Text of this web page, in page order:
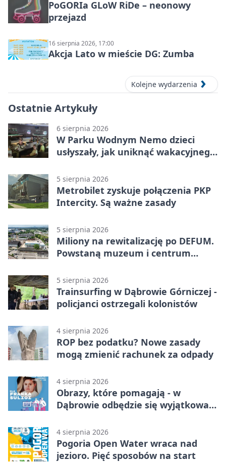
PoGORIa GLoW RiDe – neonowy
przejazd
16 sierpnia 2026, 17:00
Akcja Lato w mieście DG: Zumba
Kolejne wydarzenia
Ostatnie Artykuły
6 sierpnia 2026
W Parku Wodnym Nemo dzieci
usłyszały, jak uniknąć wakacyjnego
5 sierpnia 2026
Metrobilet zyskuje połączenia PKP
Intercity. Są ważne zasady
5 sierpnia 2026
Miliony na rewitalizację po DEFUM.
Powstaną muzeum i centrum
5 sierpnia 2026
Trainsurfing w Dąbrowie Górniczej -
policjanci ostrzegali kolonistów
4 sierpnia 2026
ROP bez podatku? Nowe zasady
mogą zmienić rachunek za odpady
4 sierpnia 2026
Obrazy, które pomagają - w
Dąbrowie odbędzie się wyjątkowa
4 sierpnia 2026
Pogoria Open Water wraca nad
jezioro. Pięć sposobów na start